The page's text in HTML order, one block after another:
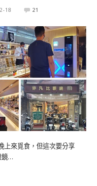
18 21
上來覓食，但這次要分享
鏡…